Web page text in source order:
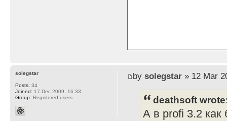
by solegstar» 12 Mar
deathsoft
А в profi 3.2
solegstar
Posts: 34
Joined: 17 Dec 2009, 16:33
Group: Registered users